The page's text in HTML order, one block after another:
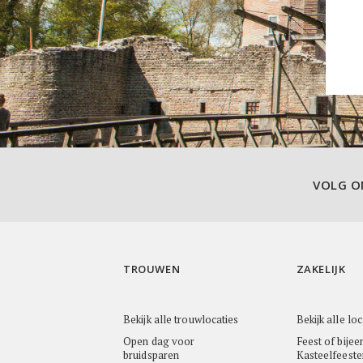
VOLG
TROUWEN
Bekijk alle trouwlocaties
Open dag voor
bruidsparen
ZAKELIJK
Bekijk alle
Feest of